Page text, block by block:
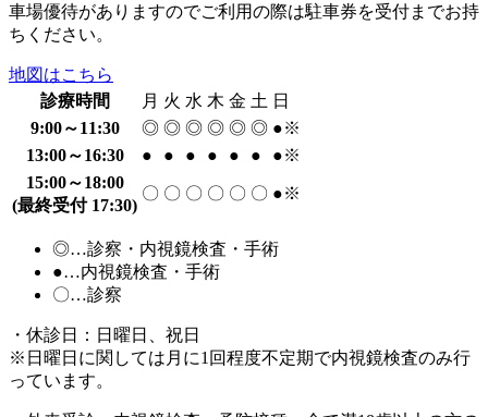
車場優待がありますのでご利用の際は駐車券を受付までお持
ちください。
地図はこちら
診療時間
月 火 水 木 金 土 日
9:00～11:30
◎ ◎ ◎ ◎ ◎ ◎ ●※
13:00～16:30
● ● ● ● ● ●
●※
15:00～18:00
(最終受付 17:30)
〇 〇 〇 〇 〇 〇 ●※
◎…診察・内視鏡検査・手術
●…内視鏡検査・手術
〇…診察
・休診日：日曜日、祝日
※日曜日に関しては月に1回程度不定期で内視鏡検査のみ行
っています。